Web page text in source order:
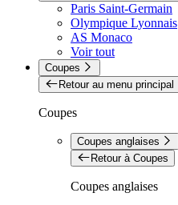
Paris Saint-Germain
Olympique Lyonnais
AS Monaco
Voir tout
Coupes
Retour au menu principal
Coupes
Coupes anglaises
Retour à Coupes
Coupes anglaises